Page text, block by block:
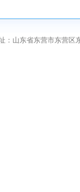
：山东省东营市东营区